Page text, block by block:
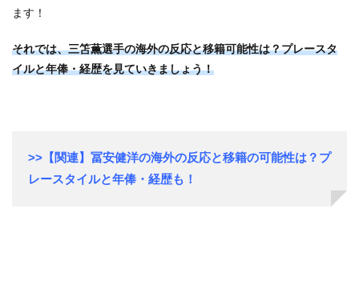
ます！
それでは、三笘薫選手の海外の反応と移籍可能性は？プレースタ
イルと年俸・経歴を見ていきましょう！
>>【関連】冨安健洋の海外の反応と移籍の可能性は？プ
レースタイルと年俸・経歴も！